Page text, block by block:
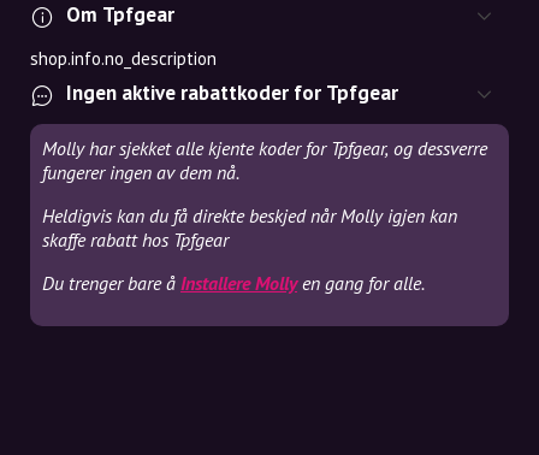
Om Tpfgear
shop.info.no_description
Ingen aktive rabattkoder for Tpfgear
Molly har sjekket alle kjente koder for Tpfgear, og dessverre
fungerer ingen av dem nå.
Heldigvis kan du få direkte beskjed når Molly igjen kan
skaffe rabatt hos Tpfgear
Du trenger bare å Installere Mollyen gang for alle.